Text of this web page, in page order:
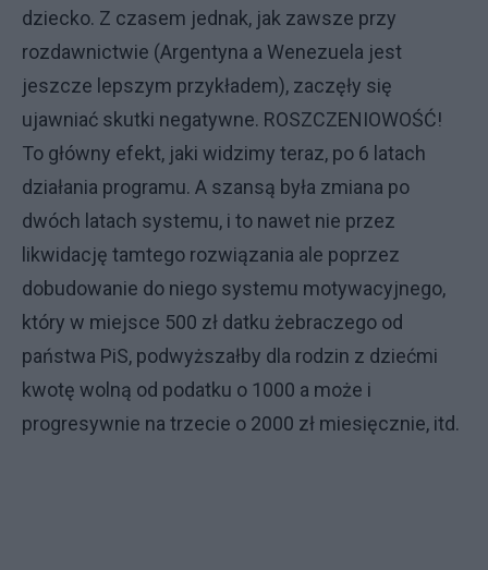
dziecko. Z czasem jednak, jak zawsze przy
rozdawnictwie (Argentyna a Wenezuela jest
jeszcze lepszym przykładem), zaczęły się
ujawniać skutki negatywne. ROSZCZENIOWOŚĆ!
To główny efekt, jaki widzimy teraz, po 6 latach
działania programu. A szansą była zmiana po
dwóch latach systemu, i to nawet nie przez
likwidację tamtego rozwiązania ale poprzez
dobudowanie do niego systemu motywacyjnego,
który w miejsce 500 zł datku żebraczego od
państwa PiS, podwyższałby dla rodzin z dziećmi
kwotę wolną od podatku o 1000 a może i
progresywnie na trzecie o 2000 zł miesięcznie, itd.